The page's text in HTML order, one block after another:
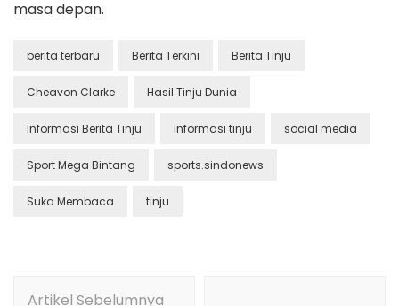
masa depan.
berita terbaru Berita Terkini Berita Tinju
Cheavon Clarke Hasil Tinju Dunia
Informasi Berita Tinju informasi tinju social media
Sport Mega Bintang sports.sindonews
Suka Membaca tinju
Artikel Sebelumnya